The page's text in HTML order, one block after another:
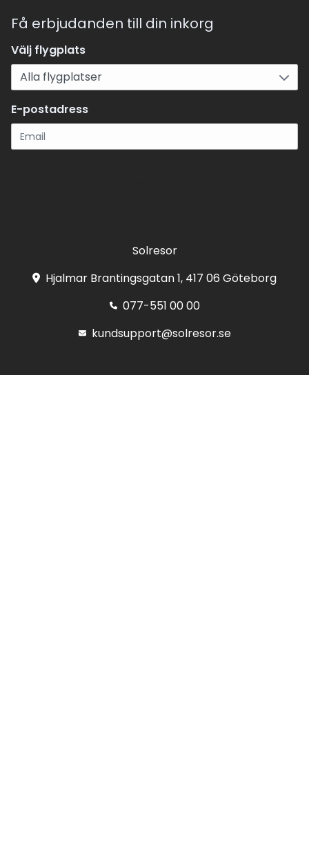
Få erbjudanden till din inkorg
Välj flygplats
E-postadress
Solresor
Hjalmar Brantingsgatan 1, 417 06 Göteborg
077-551 00 00
kundsupport@solresor.se